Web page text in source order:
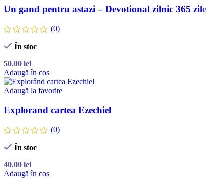
Un gand pentru astazi – Devotional zilnic 365 zile
(0)
În stoc
50.00 lei
Adaugă în coș
Adaugă la favorite
Explorand cartea Ezechiel
(0)
În stoc
40.00 lei
Adaugă în coș